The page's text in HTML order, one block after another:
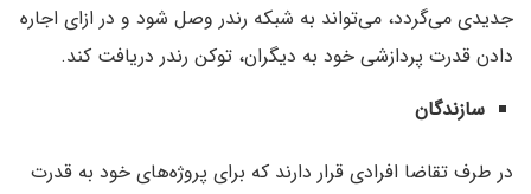
جدیدی می‌گردد، می‌تواند به شبکه رندر وصل شود و در ازای اجاره
دادن قدرت پردازشی خود به دیگران، توکن رندر دریافت کند.
سازندگان
در طرف تقاضا افرادی قرار دارند که برای پروژه‌های خود به قدرت